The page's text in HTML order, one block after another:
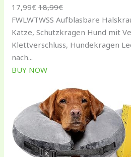
17,99€18,99€
FWLWTWSS Aufblasbare
Katze, Schutzkragen Hund mit
Klettverschluss, Hundekragen
nach...
BUY NOW